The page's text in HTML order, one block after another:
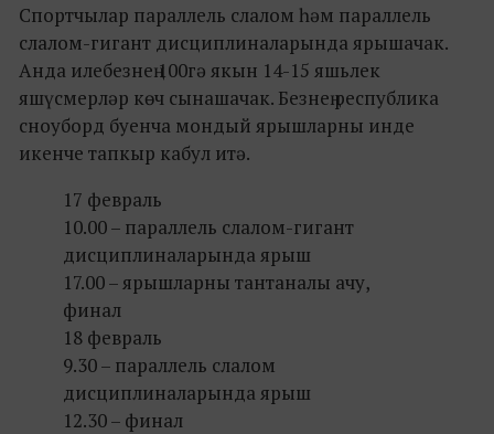
Спортчылар параллель слалом һәм параллель
слалом-гигант дисциплиналарында ярышачак.
Анда илебезнең 100гә якын 14-15 яшьлек
яшүсмерләр көч сынашачак. Безнең республика
сноуборд буенча мондый ярышларны инде
икенче тапкыр кабул итә.
17 февраль
10.00 – параллель слалом-гигант
дисциплиналарында ярыш
17.00 – ярышларны тантаналы ачу,
финал
18 февраль
9.30 – параллель слалом
дисциплиналарында ярыш
12.30 – финал